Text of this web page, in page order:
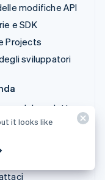
modifiche API
e SDK
Projects
sviluppatori
del prodotto
con noi
it looks like